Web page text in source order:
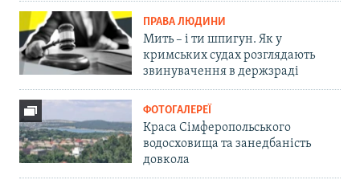
ПРАВА ЛЮДИНИ
Мить – і ти шпигун. Як у
кримських судах розглядають
звинувачення в держзраді
ФОТОГАЛЕРЕЇ
Краса Сімферопольського
водосховища та занедбаність
довкола